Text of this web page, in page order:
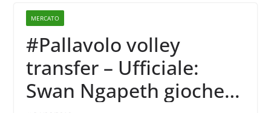
MERCATO
#Pallavolo volley
transfer – Ufficiale:
Swan Ngapeth giocherà